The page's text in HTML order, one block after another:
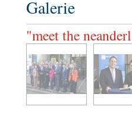
Galerie
"meet the